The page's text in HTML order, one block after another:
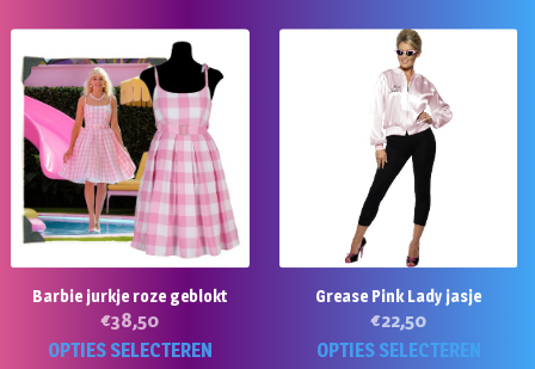
Barbie jurkje roze geblokt
€38,50
OPTIES SELECTEREN
Grease Pink Lady jasje
€22,50
OPTIES SELECTEREN